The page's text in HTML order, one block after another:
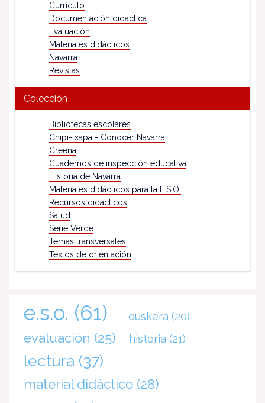
Currículo
Documentación didáctica
Evaluación
Materiales didácticos
Navarra
Revistas
Colección
Bibliotecas escolares
Chipi-txapa - Conocer Navarra
Creena
Cuadernos de inspección educativa
Historia de Navarra
Materiales didácticos para la E.S.O.
Recursos didácticos
Salud
Serie Verde
Temas transversales
Textos de orientación
e.s.o. (61) euskera (20)
evaluación (25) historia (21)
lectura (37)
material didáctico (28)